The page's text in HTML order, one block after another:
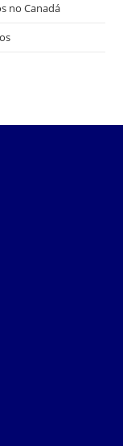
no Canadá